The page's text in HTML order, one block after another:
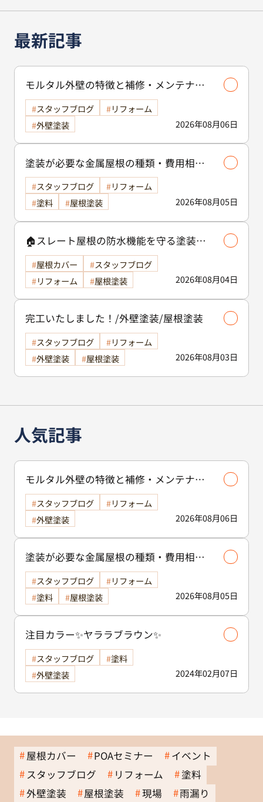
最新記事
モルタル外壁の特徴と補修・メンテナン
ス方法を徹底解説！/外壁塗装
2026年08月06日
スタッフブログ
リフォーム
外壁塗装
塗装が必要な金属屋根の種類・費用相場
等解説いたします🖊️
2026年08月05日
スタッフブログ
リフォーム
塗料
屋根塗装
🏠スレート屋根の防水機能を守る塗装の
役割🏠/屋根塗装
2026年08月04日
屋根カバー
スタッフブログ
リフォーム
屋根塗装
完工いたしました！/外壁塗装/屋根塗装
2026年08月03日
スタッフブログ
リフォーム
外壁塗装
屋根塗装
人気記事
モルタル外壁の特徴と補修・メンテナン
ス方法を徹底解説！/外壁塗装
2026年08月06日
スタッフブログ
リフォーム
外壁塗装
塗装が必要な金属屋根の種類・費用相場
等解説いたします🖊️
2026年08月05日
スタッフブログ
リフォーム
塗料
屋根塗装
注目カラー✨ヤララブラウン✨
2024年02月07日
スタッフブログ
塗料
外壁塗装
屋根カバー POAセミナー
イベント
スタッフブログ
リフォーム
塗料
外壁塗装
屋根塗装 現場 雨漏り